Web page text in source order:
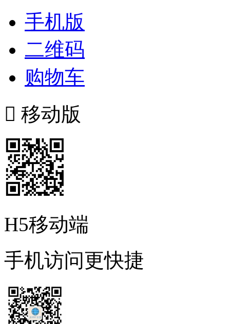
手机版
二维码
购物车
 移动版
H5移动端
手机访问更快捷